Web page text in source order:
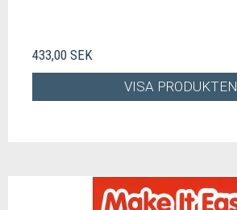
433,00 SEK
VISA PRODUKTEN